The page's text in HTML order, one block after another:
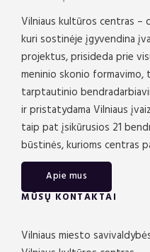
Vilniaus kultūros centras –
kuri sostinėje įgyvendina
projektus, prisideda prie
meninio skonio
tarptautinio
ir pristatydama Vilniaus
taip pat įsikūrusios 21
būstinės, kurioms centras
Apie mus
MŪSŲ KONTAKTAI
Vilniaus miesto